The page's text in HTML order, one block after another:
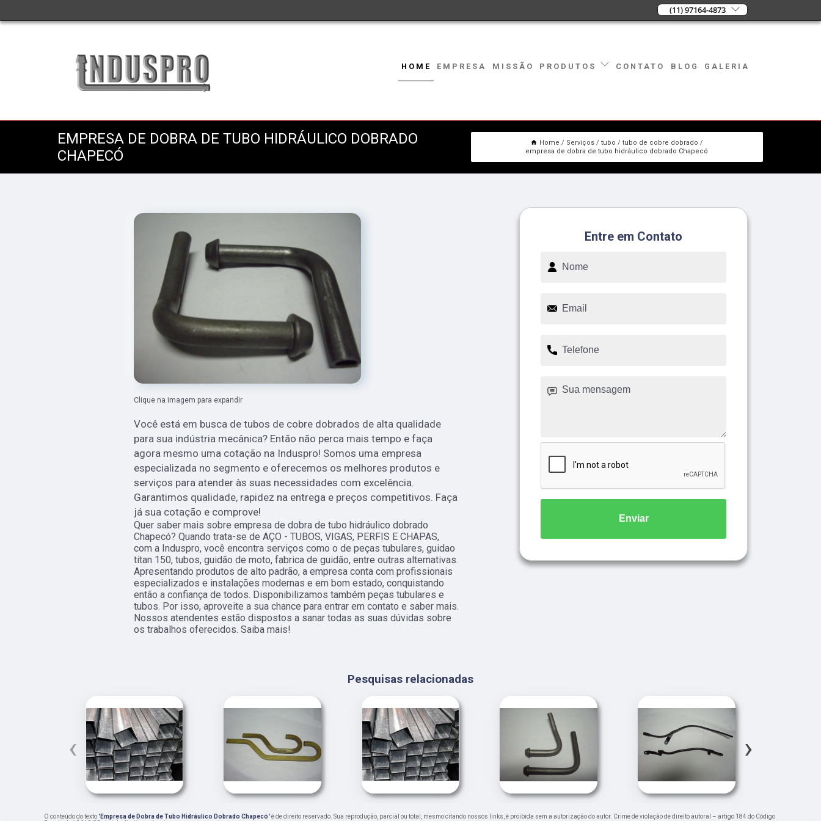
(11) 97164-4873
HOME EMPRESA MISSÃO PRODUTOS CONTATO BLOG GALERIA
EMPRESA DE DOBRA DE TUBO HIDRÁULICO DOBRADO
CHAPECÓ
Home Serviços tubo
tubo de cobre dobrado
empresa de dobra de tubo hidráulico dobrado Chapecó
Clique na imagem para expandir
Você está em busca de tubos de cobre dobrados de alta qualidade
para sua indústria mecânica? Então não perca mais tempo e faça
agora mesmo uma cotação na Induspro! Somos uma empresa
especializada no segmento e oferecemos os melhores produtos e
serviços para atender às suas necessidades com excelência.
Garantimos qualidade, rapidez na entrega e preços competitivos. Faça
já sua cotação e comprove!
Quer saber mais sobre empresa de dobra de tubo hidráulico dobrado
Chapecó? Quando trata-se de AÇO - TUBOS, VIGAS, PERFIS E CHAPAS,
com a Induspro, você encontra serviços como o de peças tubulares, guidao
titan 150, tubos, guidão de moto, fabrica de guidão, entre outras alternativas.
Apresentando produtos de alto padrão, a empresa conta com profissionais
especializados e instalações modernas e em bom estado, conquistando
então a confiança de todos. Disponibilizamos também peças tubulares e
tubos. Por isso, aproveite a sua chance para entrar em contato e saber mais.
Nossos atendentes estão dispostos a sanar todas as suas dúvidas sobre
os trabalhos oferecidos. Saiba mais!
Entre em Contato
Enviar
Pesquisas relacionadas
‹ ›
O conteúdo do texto "Empresa de Dobra de Tubo Hidráulico Dobrado Chapecó" é de direito reservado. Sua reprodução, parcial ou total, mesmo citando nossos links, é proibida sem a autorização do autor. Crime de violação de direito autoral – artigo 184 do Código